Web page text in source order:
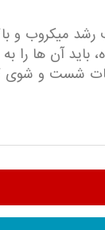
رشد میکروب و
باید آن ها
شست و